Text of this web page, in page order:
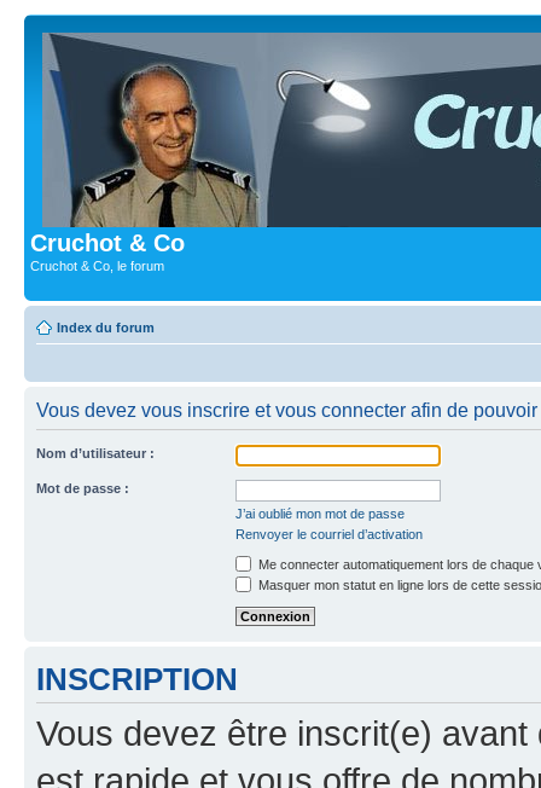
Cruchot & Co
Cruchot & Co, le forum
Index du forum
Vous devez vous inscrire et vous connecter afin de
Nom d’utilisateur :
Mot de passe :
J’ai oublié mon mot de passe
Renvoyer le courriel d’activation
Me connecter automatiquement lors de chaque
Masquer mon statut en ligne lors de cette
INSCRIPTION
Vous devez être inscrit(e) avant